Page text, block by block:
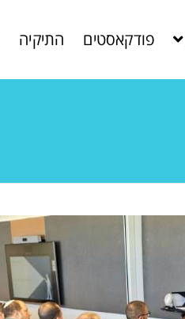
פודקאסטים התיקיה